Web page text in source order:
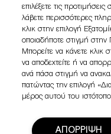
επιλέξετε τις
λάβετε περισσότερες
κλικ στην επιλογή
οποιαδήποτε στιγμή
Μπορείτε να κάνετε κλικ
να αποδεχτείτε ή να
ανά πάσα στιγμή να
πατώντας την επιλογή
μέρος αυτού του
ΑΠΟΡΡΙΨΗ